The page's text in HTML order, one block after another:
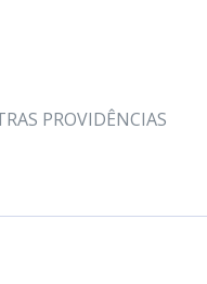
PROVIDÊNCIAS